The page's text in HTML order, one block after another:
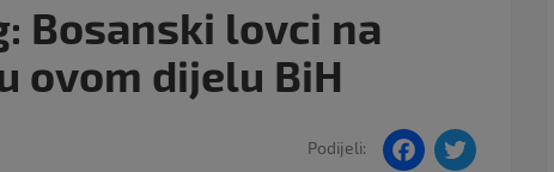
Bosanski lovci na
ovom dijelu BiH
Podijeli:
F